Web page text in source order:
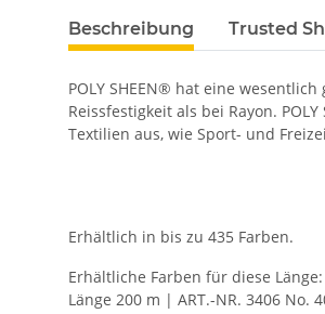
Beschreibung Trusted
POLY SHEEN® hat eine
Reissfestigkeit als bei Rayon.
Textilien aus, wie Sport- und
Erhältlich in bis zu 435 Farben.
Erhältliche Farben für diese Länge:
Länge 200 m | ART.-NR. 3406 No.